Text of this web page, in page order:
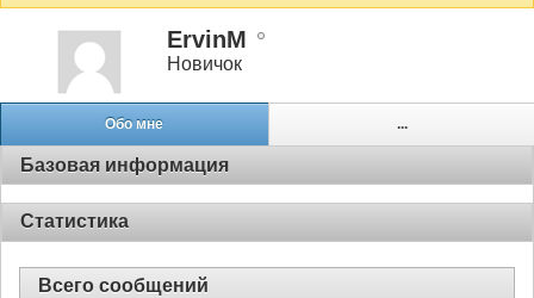
ErvinM
Новичок
Обо мне ...
Базовая информация
Статистика
Всего сообщений